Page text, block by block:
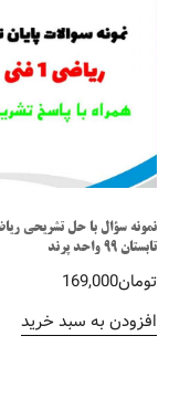
تابستان 99 واحد پرند
تومان169,000
افزودن به سبد خرید